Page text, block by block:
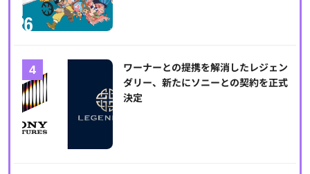
ワーナーとの提携を解消したレジェン
ダリー、新たにソニーとの契約を正式
決定